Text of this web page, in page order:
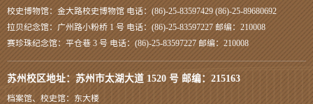
校史博物馆：金大路校史博物馆 电话：(86)-25-83597429 (86)-25-89680692
拉贝纪念馆：广州路小粉桥 1 号 电话：(86)-25-83597227 邮编：210008
赛珍珠纪念馆：平仓巷 3 号 电话：(86)-25-83597227 邮编：210008
苏州校区地址：苏州市太湖大道 1520 号 邮编：215163
档案馆、校史馆：东大楼